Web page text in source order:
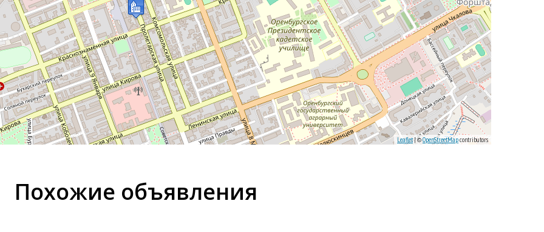
Leaflet| ©OpenStreetMapcontributors
Похожие объявления